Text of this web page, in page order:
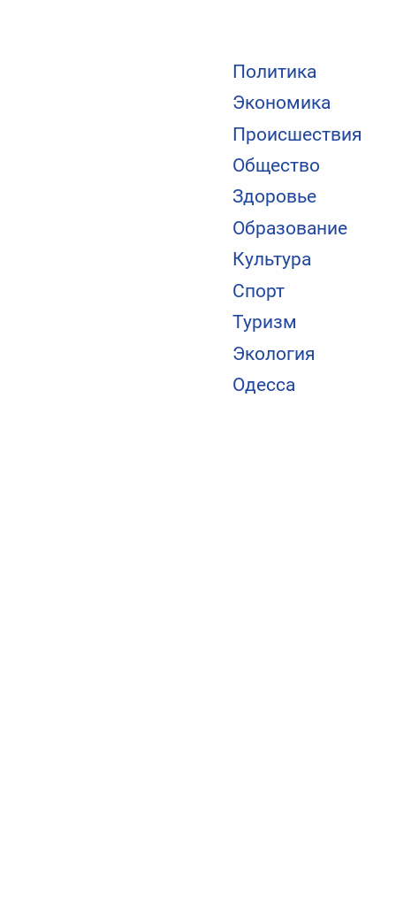
Политика
Экономика
Происшествия
Общество
Здоровье
Образование
Культура
Спорт
Туризм
Экология
Одесса